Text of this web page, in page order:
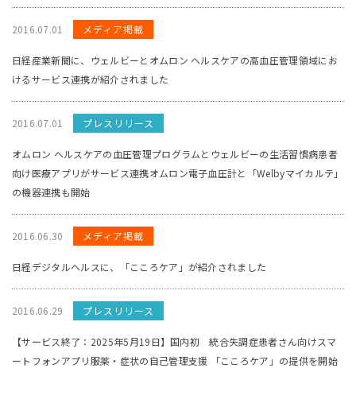
2016.07.01 メディア掲載
日経産業新聞に、ウェルビーとオムロン ヘルスケアの高血圧管理領域にお
けるサービス連携が紹介されました
2016.07.01 プレスリリース
オムロン ヘルスケアの血圧管理プログラムとウェルビーの生活習慣病患者
向け医療アプリがサービス連携オムロン電子血圧計と「Welbyマイカルテ」
の機器連携も開始
2016.06.30 メディア掲載
日経デジタルヘルスに、「こころケア」が紹介されました
2016.06.29 プレスリリース
【サービス終了：2025年5月19日】国内初 統合失調症患者さん向けスマ
ートフォンアプリ服薬・症状の自己管理支援 「こころケア」の提供を開始